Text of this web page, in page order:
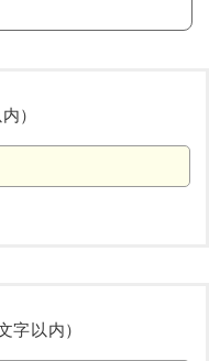
）
以内）